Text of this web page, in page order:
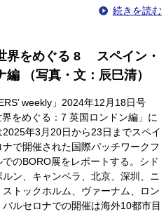
続きを読む
界をめぐる 8 スペイン・
編 （写真・文：辰巳清）
weekly」2024年12月18日号
界をめぐる：7 英国ロンドン編」に
年3月20日から23日までスペイ
ナで開催された国際パッチワークフ
でのBORO展をレポートする。シド
ン、キャンベラ、北京、深圳、ニ
ストックホルム、ヴァーナム、ロン
バルセロナでの開催は海外10都市目